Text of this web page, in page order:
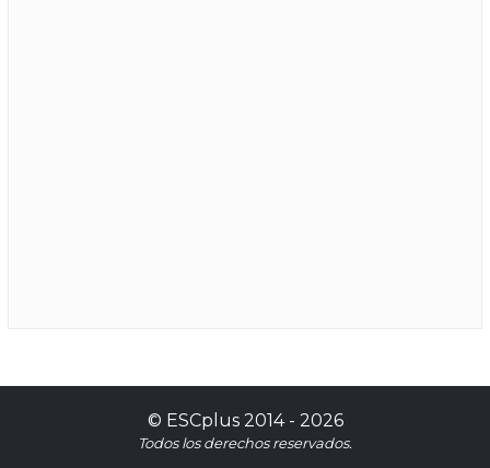
© ESCplus2014 - 2026
Todos los derechos reservados.